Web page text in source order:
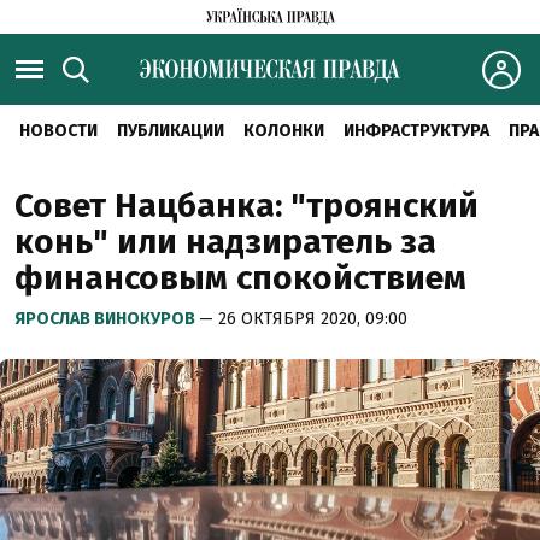
НОВОСТИ ПУБЛИКАЦИИ КОЛОНКИ ИНФРАСТРУКТУРА
Совет Нацбанка: "троянский
конь" или надзиратель за
финансовым спокойствием
ЯРОСЛАВ ВИНОКУРОВ — 26 ОКТЯБРЯ 2020, 09:00